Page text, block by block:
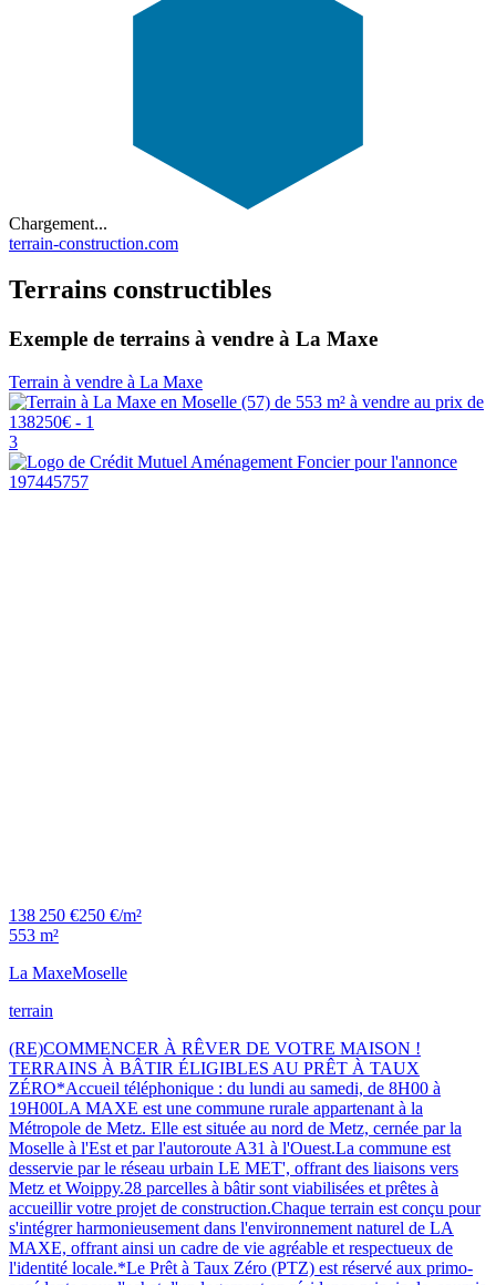
Chargement...
terrain-construction.com
Terrains constructibles
Exemple de terrains à vendre à La Maxe
Terrain à vendre à La Maxe
3
138 250 €250 €/m²
553 m²
La MaxeMoselle
terrain
(RE)COMMENCER À RÊVER DE VOTRE MAISON !
TERRAINS À BÂTIR ÉLIGIBLES AU PRÊT À TAUX
ZÉRO*Accueil téléphonique : du lundi au samedi, de 8H00 à
19H00LA MAXE est une commune rurale appartenant à la
Métropole de Metz. Elle est située au nord de Metz, cernée par la
Moselle à l'Est et par l'autoroute A31 à l'Ouest.La commune est
desservie par le réseau urbain LE MET', offrant des liaisons vers
Metz et Woippy.28 parcelles à bâtir sont viabilisées et prêtes à
accueillir votre projet de construction.Chaque terrain est conçu pour
s'intégrer harmonieusement dans l'environnement naturel de LA
MAXE, offrant ainsi un cadre de vie agréable et respectueux de
l'identité locale.*Le Prêt à Taux Zéro (PTZ) est réservé aux primo-